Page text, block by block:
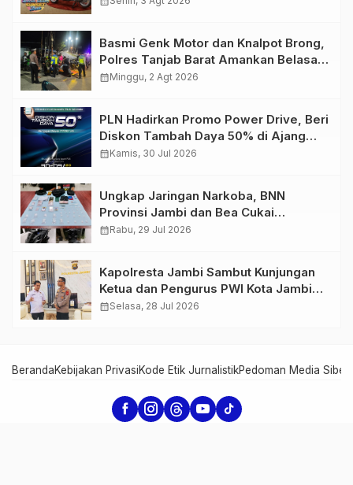
Basmi Genk Motor dan Knalpot Brong,
Polres Tanjab Barat Amankan Belasan
Kendaraan
calendar_monthMinggu, 2 Agt 2026
PLN Hadirkan Promo Power Drive, Beri
Diskon Tambah Daya 50% di Ajang
GIIAS 2026
calendar_monthKamis, 30 Jul 2026
Ungkap Jaringan Narkoba, BNN
Provinsi Jambi dan Bea Cukai
Amankan Sembilan Pelaku beserta
calendar_monthRabu, 29 Jul 2026
Kapolresta Jambi Sambut Kunjungan
Ketua dan Pengurus PWI Kota Jambi
Perkuat Sinergi dan Kolaborasi
calendar_monthSelasa, 28 Jul 2026
BerandaKebijakan PrivasiKode Etik JurnalistikPedoman Media Siber